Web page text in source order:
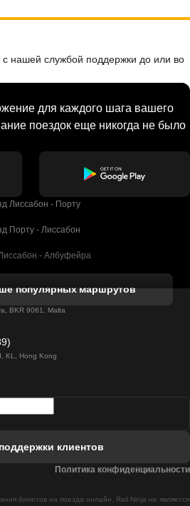
нашей службой поддержки до или во
для каждого шага вашего
поездок еще никогда не было
Лиссабон - Порту
Порту - Лиссабон
- Албуфейра
Лиссабон - Лагос
Лиссабон - Мадрид
популярных маршрутов
BKR 9061, Malta
KL, Hong Kong
билетов на поезда онлайн. Rail Ninja не является
клиентов
Политика конфиденциальности